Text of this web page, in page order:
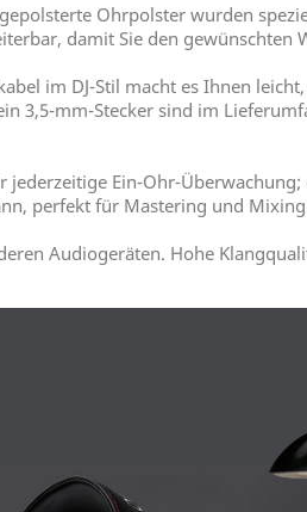
gepolsterte Ohrpolster wurden
damit Sie den gewünschten
im DJ-Stil macht es Ihnen
3,5-mm-Stecker sind im
jederzeitige Ein-Ohr-
perfekt für Mastering und
Audiogeräten. Hohe